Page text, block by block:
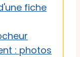
fiche
: photos